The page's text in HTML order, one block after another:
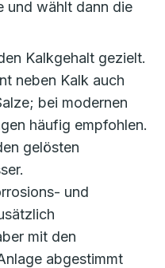
und wählt dann die
Kalkgehalt gezielt.
neben Kalk auch
bei modernen
häufig empfohlen.
gelösten
und
mit den
abgestimmt